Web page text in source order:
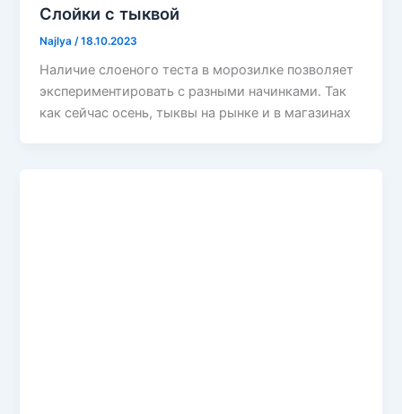
Слойки с тыквой
Najlya /18.10.2023
Наличие слоеного теста в морозилке позволяет
экспериментировать с разными начинками. Так
как сейчас осень, тыквы на рынке и в магазинах